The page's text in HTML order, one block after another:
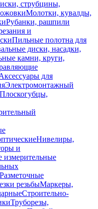
струбцины,
Молотки, кувалды,
Рубанки, рашпили
и
Пильные полотна для
диски, насадки,
камни, круги,
для
Электромонтажный
Плоскогубцы,
Нивелиры,
и
измерительные
Разметочные
резьбыМаркеры,
Строительно-
Труборезы,